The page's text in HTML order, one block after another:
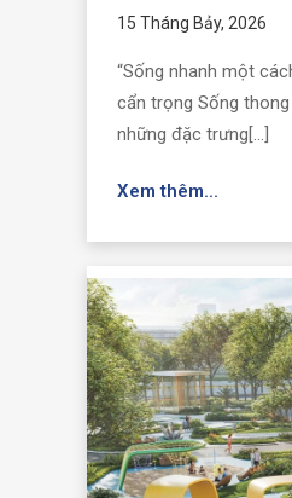
15 Tháng Bảy, 2026
“Sống nhanh một
cẩn trọng Sống
những đặc trưng[...]
Xem thêm...